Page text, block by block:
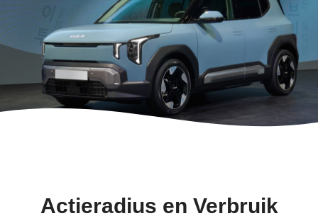
Actieradius en Verbruik